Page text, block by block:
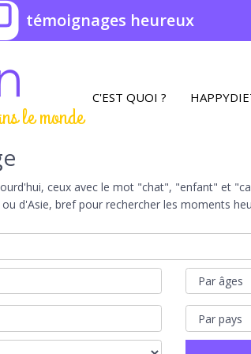
témoignages heureux
le monde
C'EST QUOI ?
ceux avec le mot "chat", "enfant" et
d'Asie, bref pour rechercher les moments